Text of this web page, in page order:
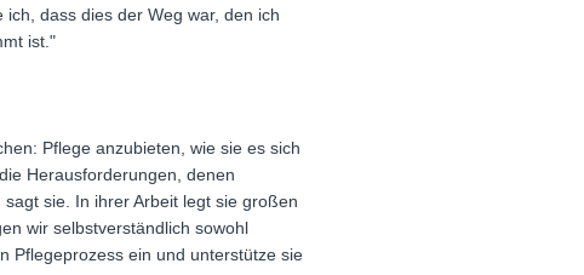
dass dies der Weg war, den ich
ist."
Pflege anzubieten, wie sie es sich
Herausforderungen, denen
sie. In ihrer Arbeit legt sie großen
wir selbstverständlich sowohl
Pflegeprozess ein und unterstütze sie